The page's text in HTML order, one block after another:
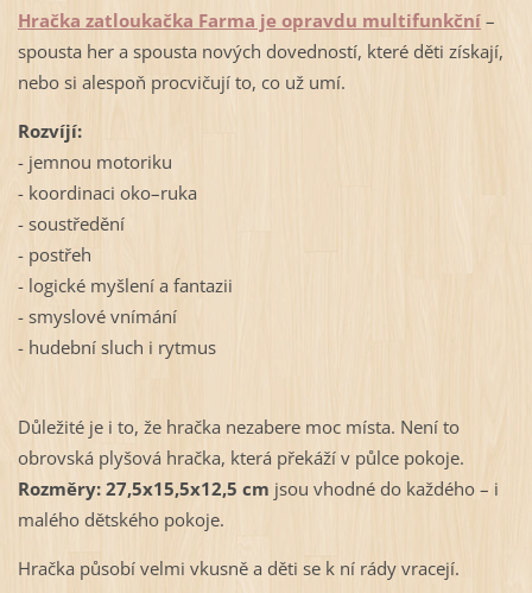
Hračka zatloukačka Farma je opravdu multifunkční–
spousta her a spousta nových dovedností, které děti získají,
nebo si alespoň procvičují to, co už umí.
Rozvíjí:
- jemnou motoriku
- koordinaci oko–ruka
- soustředění
- postřeh
- logické myšlení a fantazii
- smyslové vnímání
- hudební sluch i rytmus
Důležité je i to, že hračka nezabere moc místa. Není to
obrovská plyšová hračka, která překáží v půlce pokoje.
Rozměry: 27,5x15,5x12,5 cm jsou vhodné do každého – i
malého dětského pokoje.
Hračka působí velmi vkusně a děti se k ní rády vracejí.